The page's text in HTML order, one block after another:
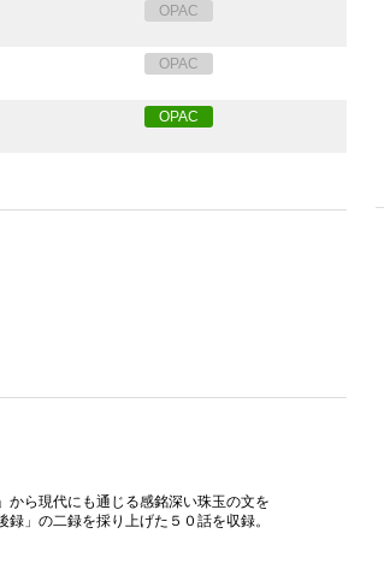
OPAC
OPAC
OPAC
から現代にも通じる感銘深い珠玉の文を
」の二録を採り上げた５０話を収録。